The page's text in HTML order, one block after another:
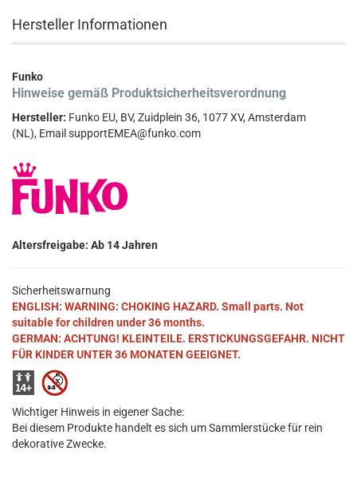
Hersteller Informationen
Funko
Hinweise gemäß Produktsicherheitsverordnung
Hersteller: Funko EU, BV, Zuidplein 36, 1077 XV, Amsterdam
(NL), Email supportEMEA@funko.com
Altersfreigabe: Ab 14 Jahren
Sicherheitswarnung
ENGLISH: WARNING: CHOKING HAZARD. Small parts. Not
suitable for children under 36 months.
GERMAN: ACHTUNG! KLEINTEILE. ERSTICKUNGSGEFAHR. NICHT
FÜR KINDER UNTER 36 MONATEN GEEIGNET.
Wichtiger Hinweis in eigener Sache:
Bei diesem Produkte handelt es sich um Sammlerstücke für rein
dekorative Zwecke.